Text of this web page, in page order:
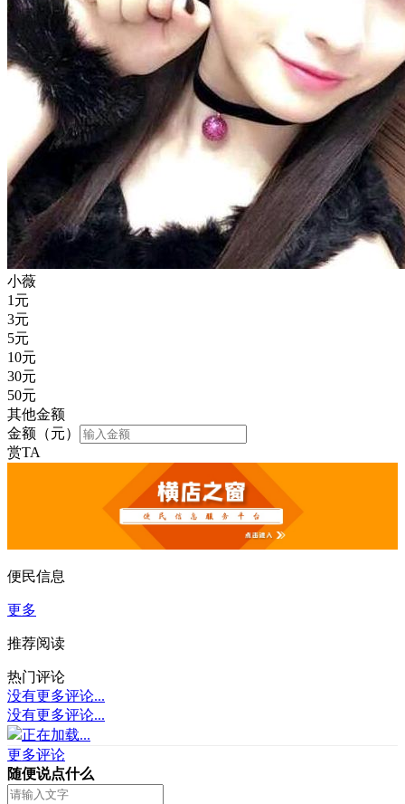
小薇
1 元
3元
5元
10元
30元
50元
其他金额
金额（元）
赏TA
便民信息
更多
推荐阅读
热门评论
没有更多评论...
没有更多评论...
正在加载...
更多评论
随便说点什么